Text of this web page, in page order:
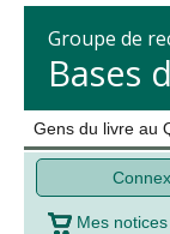
Groupe de
Bases
Gens du livre au
Mes notices